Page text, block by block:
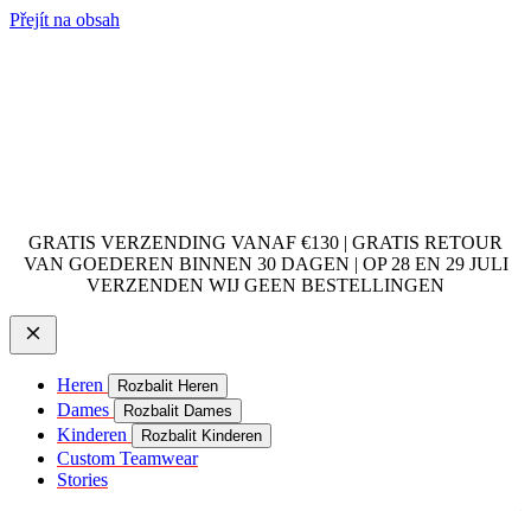
Přejít na obsah
GRATIS VERZENDING VANAF €130 | GRATIS RETOUR
VAN GOEDEREN BINNEN 30 DAGEN | OP 28 EN 29 JULI
VERZENDEN WIJ GEEN BESTELLINGEN
Heren Rozbalit Heren
Dames Rozbalit Dames
Kinderen Rozbalit Kinderen
Custom Teamwear
Stories